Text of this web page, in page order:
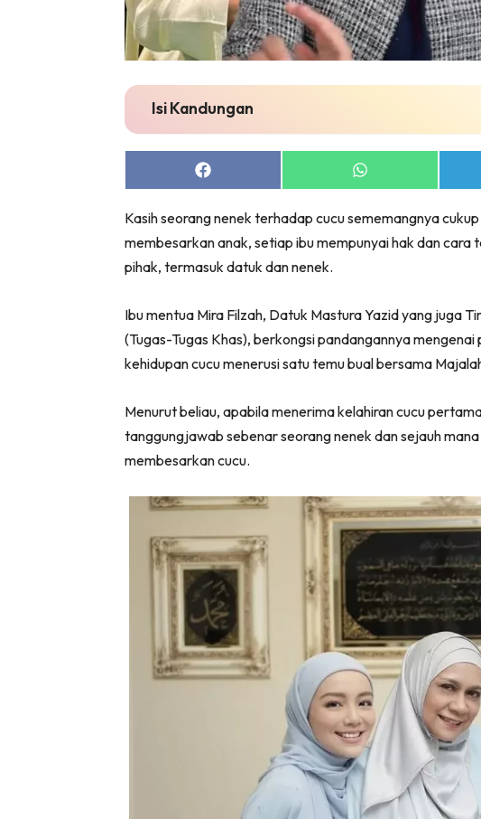
Isi Kandungan
Share
on
Share
on
Kasih seorang nenek terhadap cucu sememangnya
membesarkan anak, setiap ibu mempunyai hak dan cara
pihak, termasuk datuk dan nenek.
Ibu mentua Mira Filzah, Datuk Mastura Yazid yang juga
(Tugas-Tugas Khas), berkongsi pandangannya
kehidupan cucu menerusi satu temu bual bersama
Menurut beliau, apabila menerima kelahiran cucu
tanggungjawab sebenar seorang nenek dan sejauh
membesarkan cucu.